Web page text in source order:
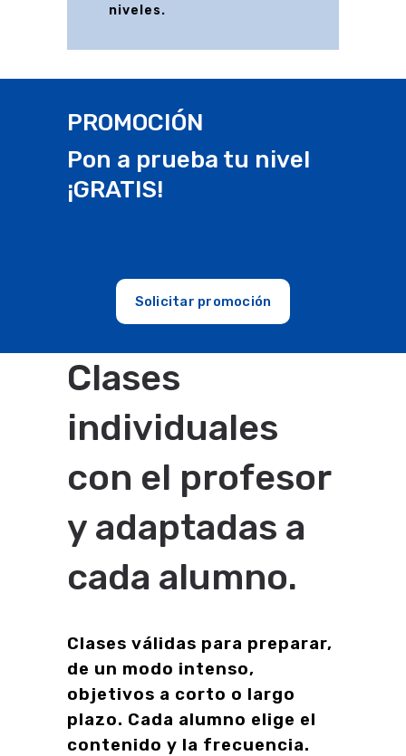
niveles.
PROMOCIÓN
Pon a prueba tu nivel
¡GRATIS!
Solicitar promoción
Clases
individuales
con el profesor
y adaptadas a
cada alumno.
Clases válidas para preparar,
de un modo intenso,
objetivos a corto o largo
plazo. Cada alumno elige el
contenido y la frecuencia.